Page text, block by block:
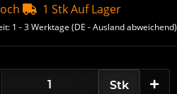
1 Stk Auf Lager
1 - 3 Werktage (DE - Ausland abweichend)
Stk